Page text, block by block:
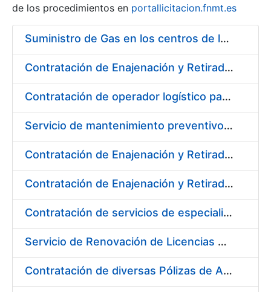
de los procedimientos en portallicitacion.fnmt.es
Suministro de Gas en los centros de la FNMT-RCM de Madrid y Burgos, durante el año 2020
Contratación de Enajenación y Retirada de Recortes Sobrantes y Desperdicios de Papel Impreso y no Impreso durante el Año 2020
Contratación de operador logístico para distintos servicios de transporte de seguridad de mercancías de la Fábrica Nacional de Moneda y Timbre - Real Casa de la Moneda
Servicio de mantenimiento preventivo de la instalación del sistema centralizado de recogida de papelote de timbre e imprenta
Contratación de Enajenación y Retirada de Residuos de PVC, Policarbonato y Plásticos durante el año 2020
Contratación de Enajenación y Retirada de Chatarra de Hierro, Acero y Chapa de la RCM-FNMT
Contratación de servicios de especialistas técnicos en prevención y extinción de incendios para los centros de Madrid y Burgos de la FNMT-RCM
Servicio de Renovación de Licencias Adobe
Contratación de diversas Pólizas de Aseguramiento para la Fábrica Nacional de Moneda y Timbre - Real Casa de la Moneda